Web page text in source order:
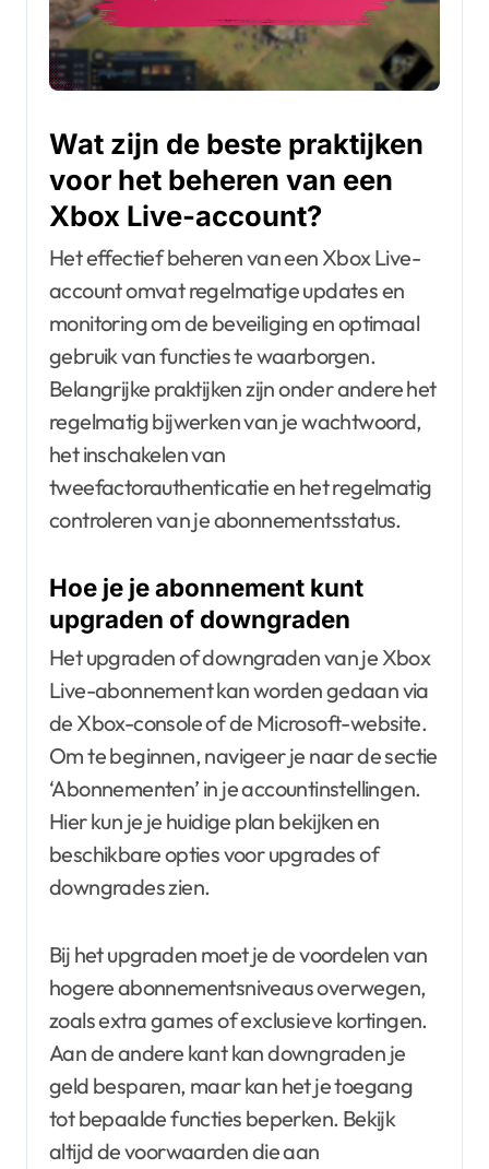
Wat zijn de beste praktijken
voor het beheren van een
Xbox Live-account?
Het effectief beheren van een Xbox Live-
account omvat regelmatige updates en
monitoring om de beveiliging en optimaal
gebruik van functies te waarborgen.
Belangrijke praktijken zijn onder andere het
regelmatig bijwerken van je wachtwoord,
het inschakelen van
tweefactorauthenticatie en het regelmatig
controleren van je abonnementsstatus.
Hoe je je abonnement kunt
upgraden of downgraden
Het upgraden of downgraden van je Xbox
Live-abonnement kan worden gedaan via
de Xbox-console of de Microsoft-website.
Om te beginnen, navigeer je naar de sectie
‘Abonnementen’ in je accountinstellingen.
Hier kun je je huidige plan bekijken en
beschikbare opties voor upgrades of
downgrades zien.
Bij het upgraden moet je de voordelen van
hogere abonnementsniveaus overwegen,
zoals extra games of exclusieve kortingen.
Aan de andere kant kan downgraden je
geld besparen, maar kan het je toegang
tot bepaalde functies beperken. Bekijk
altijd de voorwaarden die aan